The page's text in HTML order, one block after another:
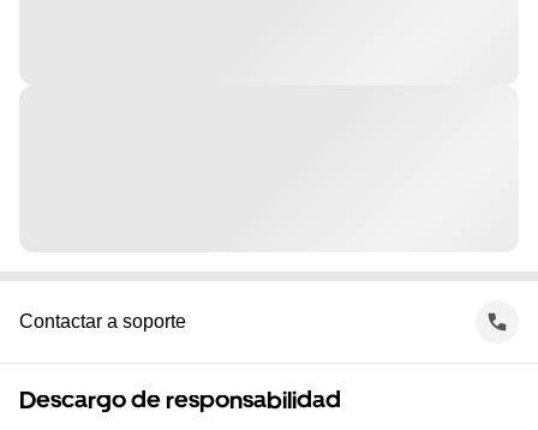
Contactar a soporte
Descargo de responsabilidad